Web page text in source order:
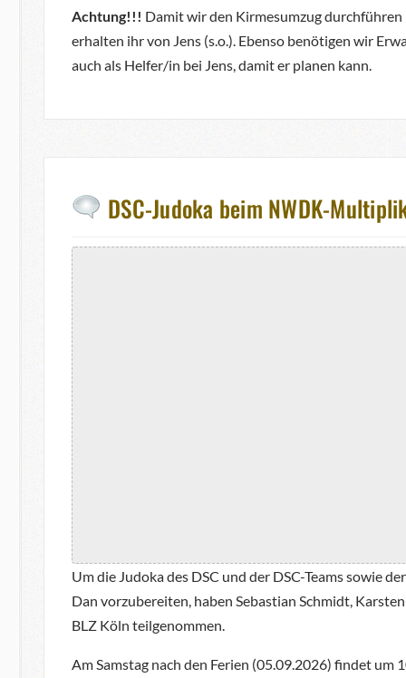
Achtung!!! Damit wir den Kirmesumzug
erhalten ihr von Jens (s.o.). Ebenso benötigen wir
auch als Helfer/in bei Jens, damit er planen kann.
DSC-Judoka beim NWDK-
Um die Judoka des DSC und der DSC-Teams sowie
Dan vorzubereiten, haben Sebastian Schmidt,
BLZ Köln teilgenommen.
Am Samstag nach den Ferien (05.09.2026) findet um